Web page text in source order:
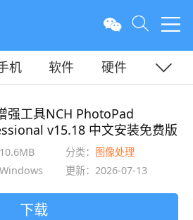
机 软件
硬件
强工具NCH PhotoPad
v15.18 中文安装免费版
分类： 图像处理
更新：2026-07-13
下载